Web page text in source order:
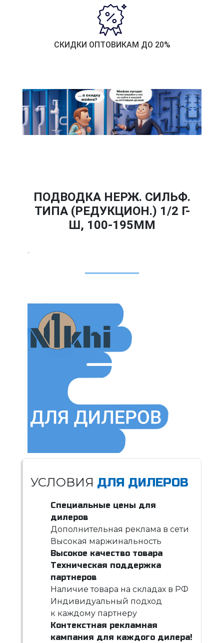
СКИДКИ ОПТОВИКАМ ДО 20%
ПОДВОДКА НЕРЖ. СИЛЬФ.
ТИПА (РЕДУКЦИОН.) 1/2 Г-
Ш, 100-195ММ
УСЛОВИЯ ДЛЯ ДИЛЕРОВ
Специальные цены для
дилеров
Дополнительная реклама в сети
Высокая маржинальность
Высокое качество товара
Техническая поддержка
партнеров
Наличие товара на складах в РФ
Индивидуальный подход
к каждому партнеру
Контекстная рекламная
кампания для каждого дилера!